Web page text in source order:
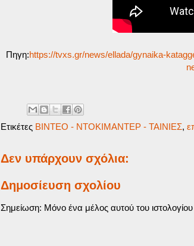
Πηγη:https://tvxs.gr/news/ellada/gynaika-
Ετικέτες ΒΙΝΤΕΟ - ΝΤΟΚΙΜΑΝΤΕΡ - ΤΑΙΝΙΕΣ,
Δεν υπάρχουν σχόλια:
Δημοσίευση σχολίου
Σημείωση: Μόνο ένα μέλος αυτού του